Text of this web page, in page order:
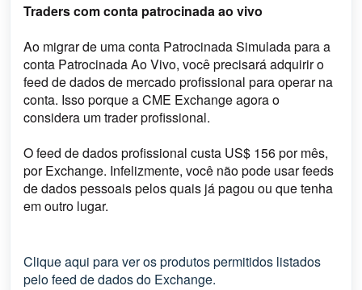
Traders com conta patrocinada ao vivo
Ao migrar de uma conta Patrocinada Simulada para a
conta Patrocinada Ao Vivo, você precisará adquirir o
feed de dados de mercado profissional para operar na
conta. Isso porque a CME Exchange agora o
considera um trader profissional.
O feed de dados profissional custa US$ 156 por mês,
por Exchange. Infelizmente, você não pode usar feeds
de dados pessoais pelos quais já pagou ou que tenha
em outro lugar.
Clique aqui para ver os produtos permitidos listados
pelo feed de dados do Exchange.